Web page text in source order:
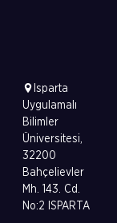
Isparta
Uygulamalı
Bilimler
Üniversitesi,
32200
Bahçelievler
Mh. 143. Cd.
No:2 ISPARTA